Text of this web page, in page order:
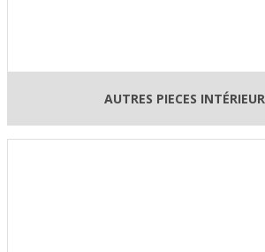
AUTRES PIECES INTÉRIEUR